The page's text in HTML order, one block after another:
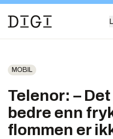
MOBIL
Telenor: –
bedre enn
flommen er